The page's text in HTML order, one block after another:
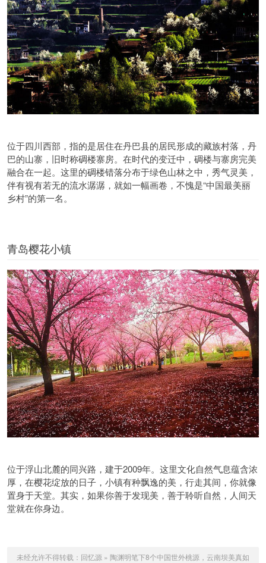
位于四川西部，指的是居住在丹巴县的居民形成的藏族村落，丹
巴的山寨，旧时称碉楼寨房。在时代的变迁中，碉楼与寨房完美
融合在一起。这里的碉楼错落分布于绿色山林之中，秀气灵美，
伴有视有若无的流水潺潺，就如一幅画卷，不愧是“中国最美丽
乡村”的第一名。
青岛樱花小镇
位于浮山北麓的同兴路，建于2009年。这里文化自然气息蕴含浓
厚，在樱花绽放的日子，小镇有种飘逸的美，行走其间，你就像
置身于天堂。其实，如果你善于发现美，善于聆听自然，人间天
堂就在你身边。
未经允许不得转载： 回忆源 » 陶渊明笔下8个中国世外桃源，云南坝美真如